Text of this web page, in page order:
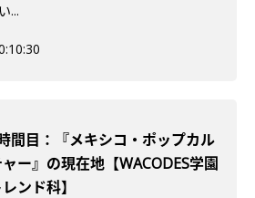
...
間目：『メキシコ・ポップカル
ー』の現在地【WACODES学園
レンド科】